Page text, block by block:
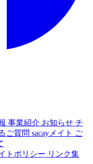
事業紹介 お知らせ チ
ご質問 sacayメイト ご
トポリシー リンク集